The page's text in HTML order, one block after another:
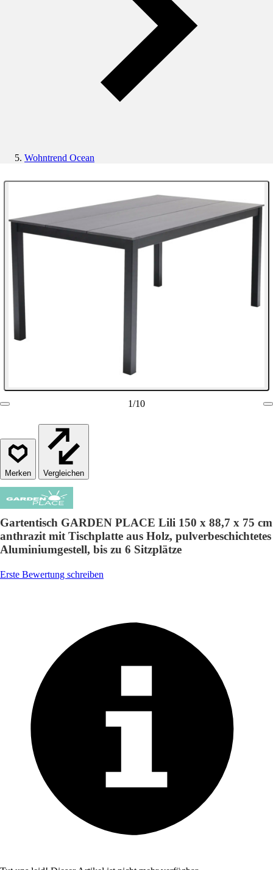
Wohntrend Ocean
1/10
Vergleichen
Gartentisch GARDEN PLACE Lili 150 x 88,7 x 75 cm
anthrazit mit Tischplatte aus Holz, pulverbeschichtetes
Aluminiumgestell, bis zu 6 Sitzplätze
Erste Bewertung schreiben